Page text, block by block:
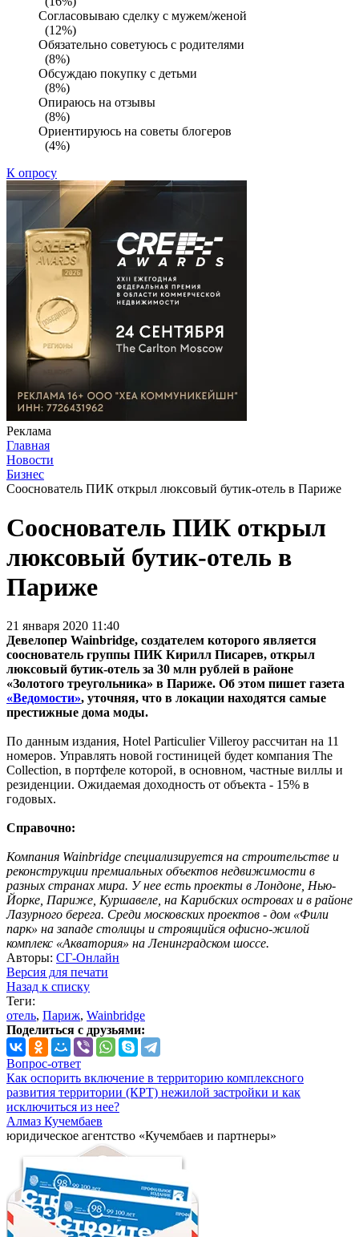
Согласовываю сделку с мужем/женой
(12%)
Обязательно советуюсь с родителями
(8%)
Обсуждаю покупку с детьми
(8%)
Опираюсь на отзывы
(8%)
Ориентируюсь на советы блогеров
(4%)
К опросу
Реклама
Главная
Новости
Бизнес
Сооснователь ПИК открыл люксовый бутик-отель в Париже
Сооснователь ПИК открыл
люксовый бутик-отель в
Париже
21 января 2020 11:40
Девелопер Wainbridge, создателем которого является
сооснователь группы ПИК Кирилл Писарев, открыл
люксовый бутик-отель за 30 млн рублей в районе
«Золотого треугольника» в Париже. Об этом пишет газета
«Ведомости», уточняя, что в локации находятся самые
престижные дома моды.
По данным издания, Hotel Particulier Villeroy рассчитан на 11
номеров. Управлять новой гостиницей будет компания The
Collection, в портфеле которой, в основном, частные виллы и
резиденции. Ожидаемая доходность от объекта - 15% в
годовых.
Справочно:
Компания Wainbridge специализируется на строительстве и
реконструкции премиальных объектов недвижимости в
разных странах мира. У нее есть проекты в Лондоне, Нью-
Йорке, Париже, Куршавеле, на Карибских островах и в районе
Лазурного берега. Среди московских проектов - дом «Фили
парк» на западе столицы и строящийся офисно-жилой
комплекс «Акватория» на Ленинградском шоссе.
Авторы: СГ-Онлайн
Версия для печати
Назад к списку
Теги:
отель, Париж, Wainbridge
Поделиться с друзьями:
Вопрос-ответ
Как оспорить включение в территорию комплексного
развития территории (КРТ) нежилой застройки и как
исключиться из нее?
Алмаз Кучембаев
юридическое агентство «Кучембаев и партнеры»